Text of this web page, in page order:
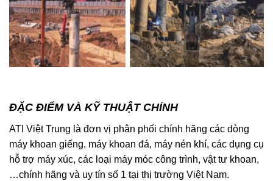
ĐẶC ĐIỂM VÀ KỸ THUẬT CHÍNH
ATI Việt Trung là đơn vị phân phối chính hãng các dòng
máy khoan giếng, máy khoan đá, máy nén khí, các dụng cụ
hỗ trợ máy xúc, các loại máy móc công trình, vật tư khoan,
…chính hãng và uy tín số 1 tại thị trường Việt Nam.